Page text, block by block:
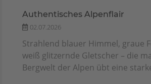
Authentisches Alpenflair
02.07.2026
Strahlend blauer Himmel, graue
weiß glitzernde Gletscher – die
Bergwelt der Alpen übt eine